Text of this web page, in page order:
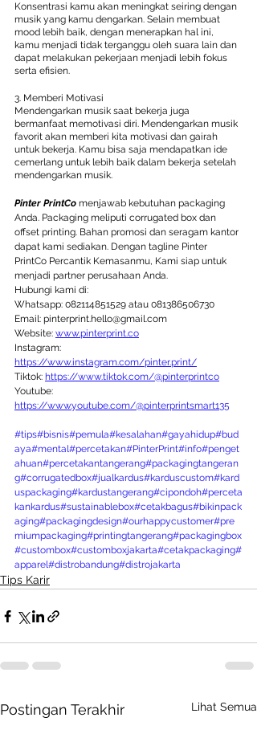
Konsentrasi kamu akan meningkat seiring dengan
musik yang kamu dengarkan. Selain membuat
mood lebih baik, dengan menerapkan hal ini,
kamu menjadi tidak terganggu oleh suara lain dan
dapat melakukan pekerjaan menjadi lebih fokus
serta efisien.
3. Memberi Motivasi
Mendengarkan musik saat bekerja juga
bermanfaat memotivasi diri. Mendengarkan musik
favorit akan memberi kita motivasi dan gairah
untuk bekerja. Kamu bisa saja mendapatkan ide
cemerlang untuk lebih baik dalam bekerja setelah
mendengarkan musik.
Pinter PrintCo menjawab kebutuhan packaging
Anda. Packaging meliputi corrugated box dan
offset printing. Bahan promosi dan seragam kantor
dapat kami sediakan. Dengan tagline Pinter
PrintCo Percantik Kemasanmu, Kami siap untuk
menjadi partner perusahaan Anda.
Hubungi kami di:
Whatsapp: 082114851529 atau 081386506730
Email: pinterprint.hello@gmail.com
Website: www.pinterprint.co
Instagram:
https://www.instagram.com/pinter.print/
Tiktok: https://www.tiktok.com/@pinterprintco
Youtube:
https://www.youtube.com/@pinterprintsmart135
#tips#bisnis#pemula#kesalahan#gayahidup#bud
aya#mental#percetakan#PinterPrint#info#penget
ahuan#percetakantangerang#packagingtangeran
g#corrugatedbox#jualkardus#karduscustom#kard
uspackaging#kardustangerang#cipondoh#perceta
kankardus#sustainablebox#cetakbagus#bikinpack
aging#packagingdesign#ourhappycustomer#pre
miumpackaging#printingtangerang#packagingbox
#custombox#customboxjakarta#cetakpackaging#
apparel#distrobandung#distrojakarta
Tips Karir
Postingan Terakhir Lihat Semua